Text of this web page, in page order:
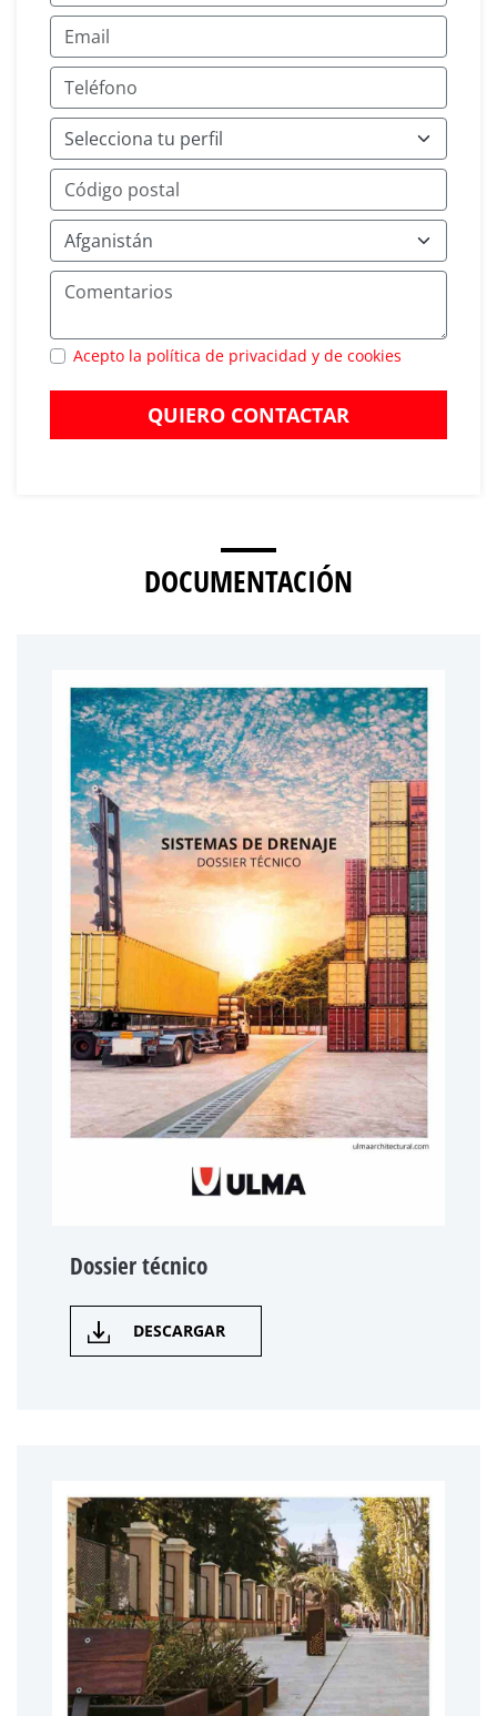
Acepto la política de privacidad y de cookies
QUIERO CONTACTAR
DOCUMENTACIÓN
Dossier técnico
DESCARGAR